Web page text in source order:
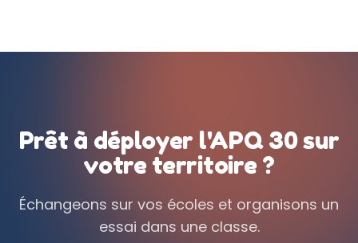
Prêt à déployer l'APQ 30 sur
votre territoire ?
Échangeons sur vos écoles et organisons un
essai dans une classe.